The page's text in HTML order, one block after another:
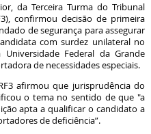
da Terceira Turma do Tribunal
confirmou decisão de primeira
de segurança para assegurar
com surdez unilateral no
Federal da Grande
de necessidades especiais.
afirmou que jurisprudência do
o tema no sentido de que "a
apta a qualificar o candidato a
de deficiência”.